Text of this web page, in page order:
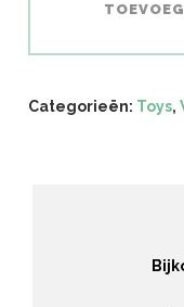
Categorieën: Toys,